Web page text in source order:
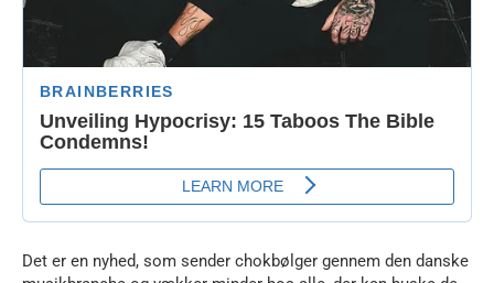
Det er en nyhed, som sender chokbølger gennem den danske